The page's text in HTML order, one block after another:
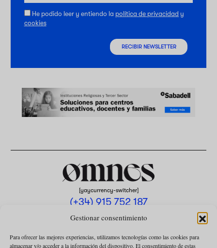
Gestionar consentimiento
Para ofrecer las mejores experiencias, utilizamos tecnologías como las cookies para
almacenar y/o acceder a la información del dispositivo. El consentimiento de estas
He podido leer y entiendo la política de privacidad y
cookies
RECIBIR NEWSLETTER
[yaycurrency-switcher]
(+34) 915 752 187
omnes@omnesmag.com